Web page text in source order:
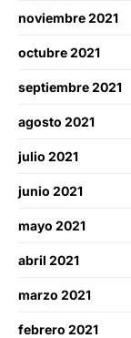
noviembre 2021
octubre 2021
septiembre 2021
agosto 2021
julio 2021
junio 2021
mayo 2021
abril 2021
marzo 2021
febrero 2021